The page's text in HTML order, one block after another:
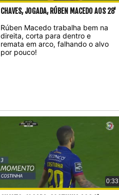
CHAVES, JOGADA, RÚBEN MACEDO AOS 28'
Rúben Macedo trabalha bem na
direita, corta para dentro e
remata em arco, falhando o alvo
por pouco!
0:33